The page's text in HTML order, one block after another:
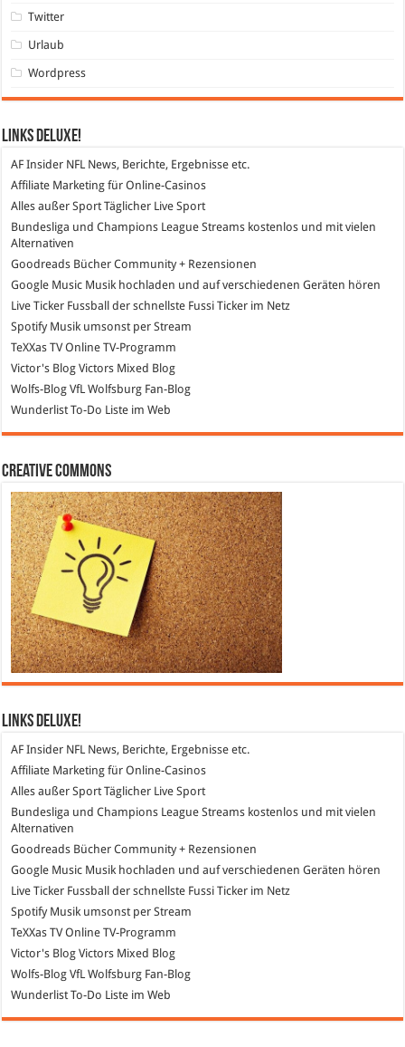
Twitter
Urlaub
Wordpress
Links DeLuXe!
AF Insider NFL News, Berichte, Ergebnisse etc.
Affiliate Marketing für Online-Casinos
Alles außer SportTäglicher Live Sport
Bundesliga und Champions League Streams kostenlos und mit vielen
Alternativen
Goodreads Bücher Community + Rezensionen
Google Music Musik hochladen und auf verschiedenen Geräten hören
Live Ticker Fussball
der schnellste Fussi Ticker im Netz
SpotifyMusik umsonst per Stream
TeXXas TVOnline TV-Programm
Victor's Blog Victors Mixed Blog
Wolfs-Blog VfL Wolfsburg Fan-Blog
WunderlistTo-Do Liste im Web
Creative Commons
Links DeLuXe!
AF Insider NFL News, Berichte, Ergebnisse etc.
Affiliate Marketing für Online-Casinos
Alles außer Sport Täglicher Live Sport
Bundesliga und Champions League Streams kostenlos und mit vielen
Alternativen
Goodreads Bücher Community + Rezensionen
Google Music Musik hochladen und auf verschiedenen Geräten hören
Live Ticker Fussball der schnellste Fussi Ticker im Netz
SpotifyMusik umsonst per Stream
TeXXas TVOnline TV-Programm
Victor's Blog Victors Mixed Blog
Wolfs-Blog VfL Wolfsburg Fan-Blog
Wunderlist To-Do Liste im Web